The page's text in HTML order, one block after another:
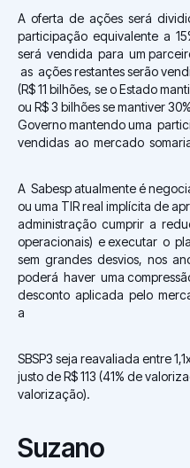
A oferta de ações será
participação equivalente a
será vendida para um
as ações restantes serão
(R$ 11 bilhões, se o Estado
ou R$ 3 bilhões se mantiver
Governo mantendo uma
vendidas ao mercado
A Sabesp atualmente é
ou uma TIR real implícita de
administração cumprir a
operacionais) e executar o
sem grandes desvios, nos
poderá haver uma
desconto aplicada pelo
a
SBSP3 seja reavaliada entre
justo de R$ 113 (41% de
valorização).
Suzano